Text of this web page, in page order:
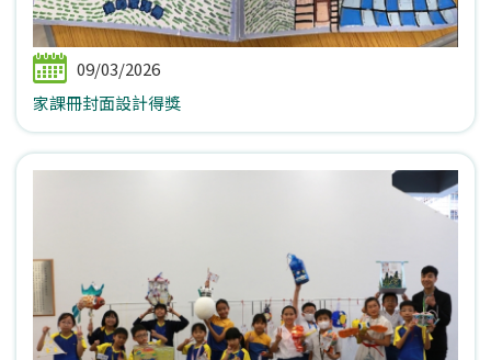
09/03/2026
家課冊封面設計得獎